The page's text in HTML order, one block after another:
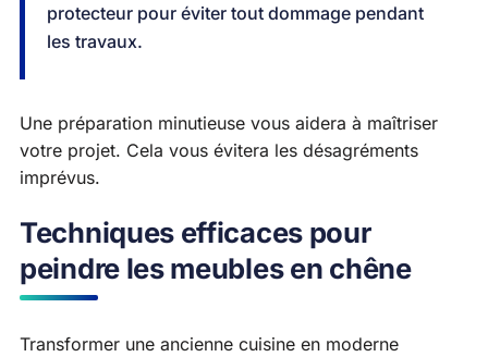
protecteur pour éviter tout dommage pendant
les travaux.
Une préparation minutieuse vous aidera à maîtriser
votre projet. Cela vous évitera les désagréments
imprévus.
Techniques efficaces pour
peindre les meubles en chêne
Transformer une ancienne cuisine en moderne